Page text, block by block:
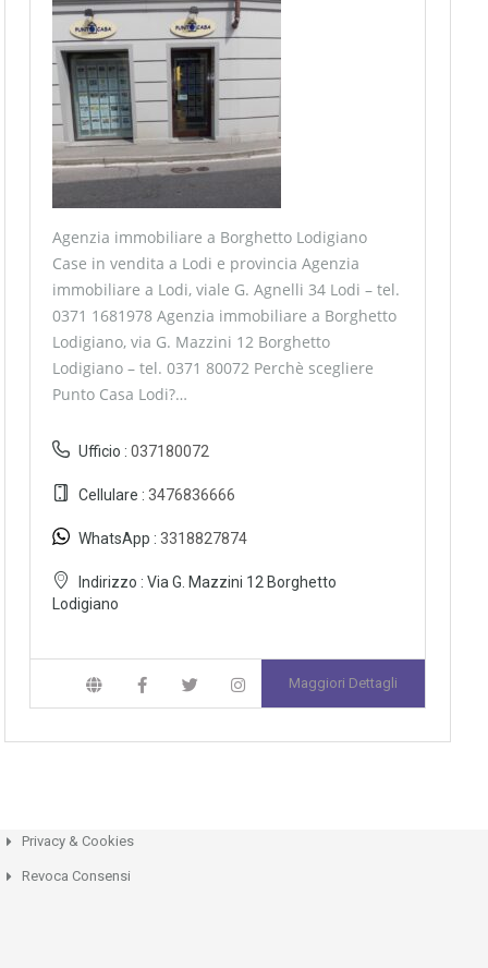
Agenzia immobiliare a Borghetto Lodigiano
Case in vendita a Lodi e provincia Agenzia
immobiliare a Lodi, viale G. Agnelli 34 Lodi – tel.
0371 1681978 Agenzia immobiliare a Borghetto
Lodigiano, via G. Mazzini 12 Borghetto
Lodigiano – tel. 0371 80072 Perchè scegliere
Punto Casa Lodi?…
Ufficio : 037180072
Cellulare : 3476836666
WhatsApp : 3318827874
Indirizzo : Via G. Mazzini 12 Borghetto
Lodigiano
Maggiori Dettagli
Privacy & Cookies
Revoca Consensi